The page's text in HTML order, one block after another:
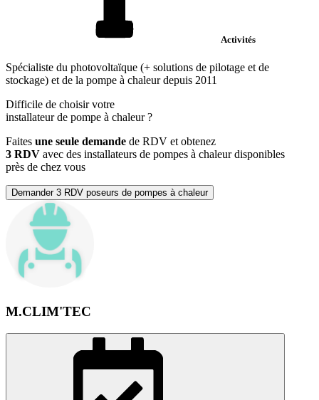
Activités
Spécialiste du photovoltaïque (+ solutions de pilotage et de
stockage) et de la pompe à chaleur depuis 2011
Difficile de choisir votre
installateur de pompe à chaleur?
Faites une seule demande de RDV et obtenez
3 RDV avec des installateurs de pompes à chaleur disponibles
près de chez vous
Demander 3 RDV poseurs de pompes à chaleur
M.CLIM'TEC